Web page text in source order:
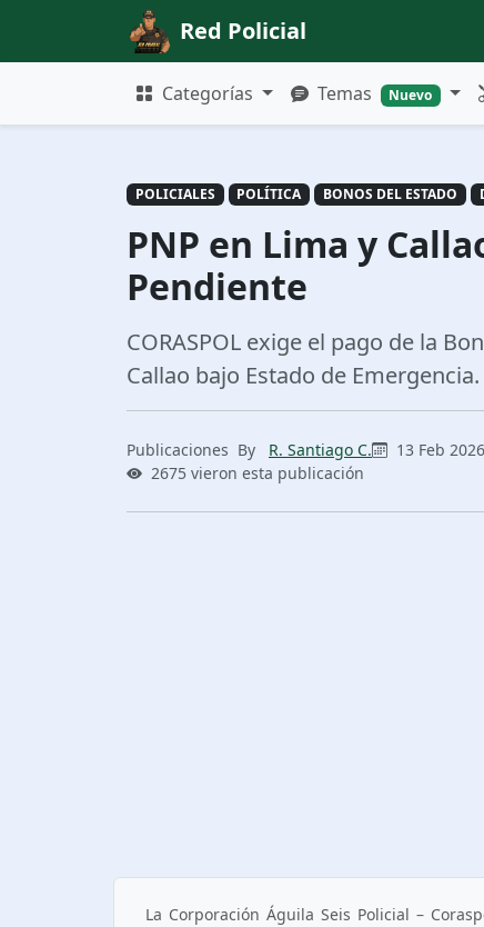
Red Policial
Categorías Temas Nuevo
POLICIALES POLÍTICA BONOS DEL ESTADO
PNP en Lima y
Pendiente
CORASPOL exige el pago de la
Callao bajo Estado de
Publicaciones By R. Santiago C.
13 Feb
2675 vieron esta publicación
La Corporación Águila Seis Policial –